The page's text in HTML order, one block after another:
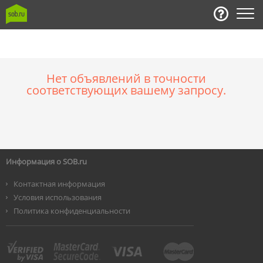
Нет объявлений в точности
соответствующих вашему запросу.
Информация о SOB.ru
Контактная информация
Условия использования
Политика конфиденциальности